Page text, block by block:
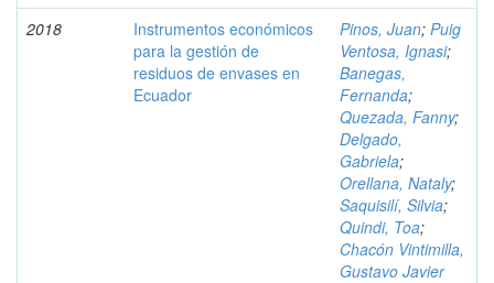
2018
Instrumentos económicos
para la gestión de
residuos de envases en
Ecuador
Pinos, Juan; Puig
Ventosa, Ignasi;
Banegas,
Fernanda;
Quezada, Fanny;
Delgado,
Gabriela;
Orellana, Nataly;
Saquisilí, Silvia;
Quindi, Toa;
Chacón Vintimilla,
Gustavo Javier